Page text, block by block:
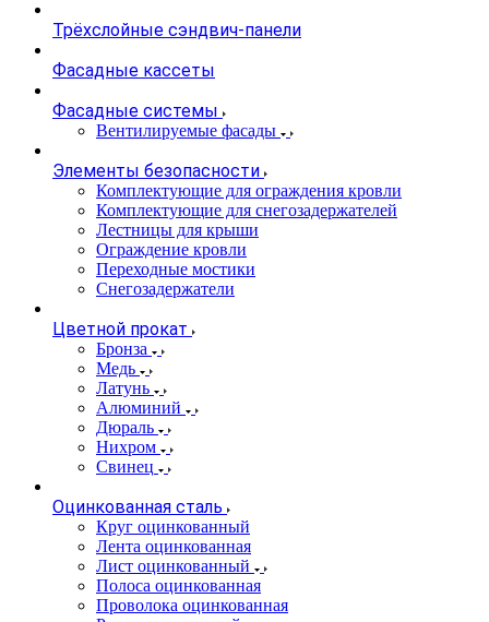
Трёхслойные сэндвич-панели
Фасадные кассеты
Фасадные системы
Вентилируемые фасады
Элементы безопасности
Комплектующие для ограждения кровли
Комплектующие для снегозадержателей
Лестницы для крыши
Ограждение кровли
Переходные мостики
Снегозадержатели
Цветной прокат
Бронза
Медь
Латунь
Алюминий
Дюраль
Нихром
Свинец
Оцинкованная сталь
Круг оцинкованный
Лента оцинкованная
Лист оцинкованный
Полоса оцинкованная
Проволока оцинкованная